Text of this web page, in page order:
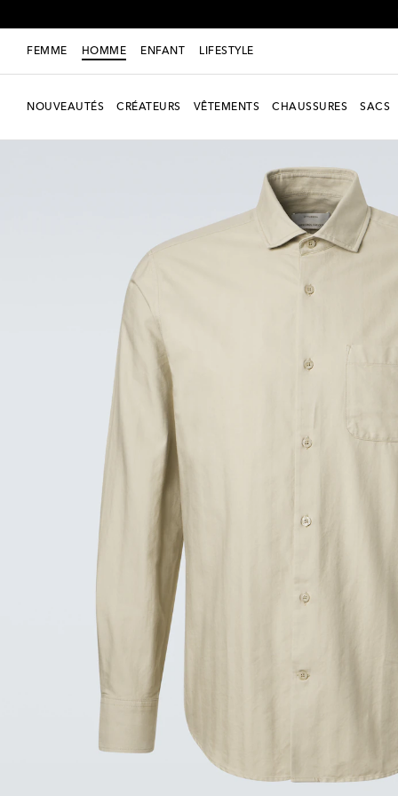
FEMME HOMME ENFANT LIFESTYLE
NOUVEAUTÉS CRÉATEURS VÊTEMENTS CHAUSSURES SACS